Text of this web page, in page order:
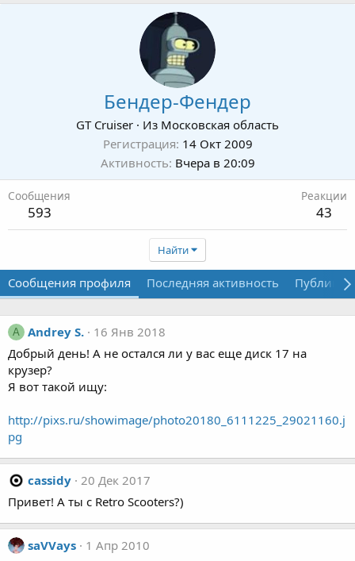
Бендер-Фендер
GT Cruiser · Из Московская область
Регистрация 14 Окт 2009
Активность Вчера в 20:09
Сообщения
593
Реакции
43
Найти
Сообщения профиля Последняя активность
A Andrey S.
16 Янв 2018
Добрый день! А не остался ли у вас еще диск 17 на
крузер?
Я вот такой ищу:
http://pixs.ru/showimage/photo20180_6111225_29021160.j
pg
cassidy 20 Дек 2017
Привет! А ты с Retro Scooters?)
saVVays
1 Апр 2010